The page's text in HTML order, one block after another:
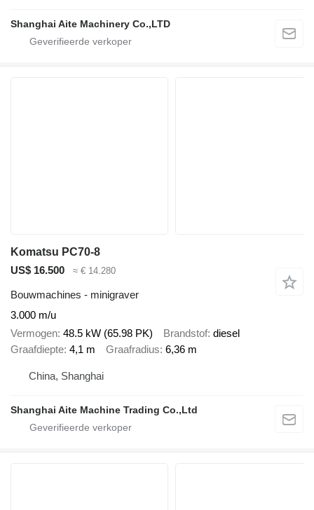
Shanghai Aite Machinery Co.,LTD
Komatsu PC70-8
US$ 16.500
≈ € 14.280
Bouwmachines - minigraver
3.000 m/u
Vermogen 48.5 kW (65.98 PK) Brandstof diesel
Graafdiepte 4,1 m Graafradius 6,36 m
China, Shanghai
Shanghai Aite Machine Trading Co.,Ltd